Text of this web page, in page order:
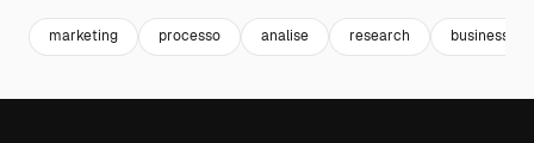
marketing processo analise research business